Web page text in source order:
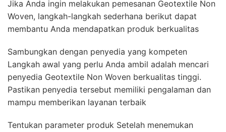
Jika Anda ingin melakukan pemesanan Geotextile Non
Woven, langkah-langkah sederhana berikut dapat
membantu Anda mendapatkan produk berkualitas
Sambungkan dengan penyedia yang kompeten
Langkah awal yang perlu Anda ambil adalah mencari
penyedia Geotextile Non Woven berkualitas tinggi.
Pastikan penyedia tersebut memiliki pengalaman dan
mampu memberikan layanan terbaik
Tentukan parameter produk Setelah menemukan